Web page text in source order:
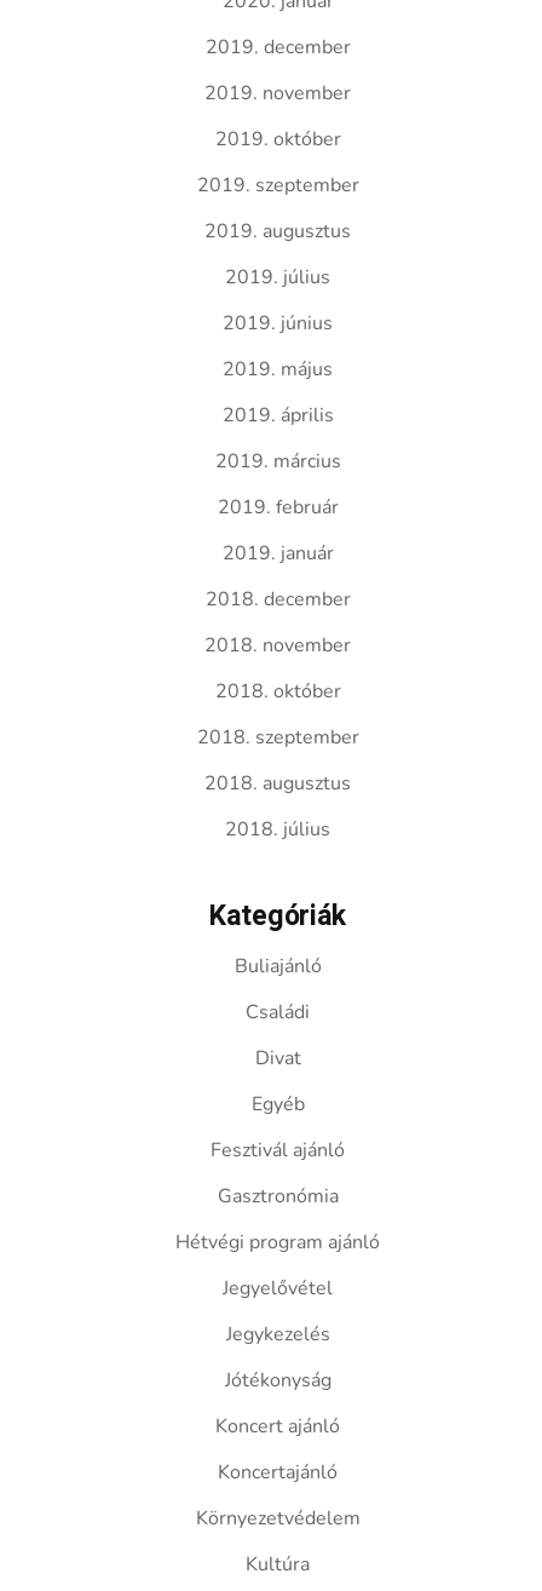
2019. december
2019. november
2019. október
2019. szeptember
2019. augusztus
2019. július
2019. június
2019. május
2019. április
2019. március
2019. február
2019. január
2018. december
2018. november
2018. október
2018. szeptember
2018. augusztus
2018. július
Kategóriák
Buliajánló
Családi
Divat
Egyéb
Fesztivál ajánló
Gasztronómia
Hétvégi program ajánló
Jegyelővétel
Jegykezelés
Jótékonyság
Koncert ajánló
Koncertajánló
Környezetvédelem
Kultúra